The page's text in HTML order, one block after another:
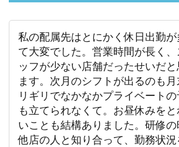
私の配属先はとにかく休日出勤が
て大変でした。営業時間が長く、
ッフが少ない店舗だったせいだと
ます。次月のシフトが出るのも
リギリでなかなかプライベートの
も立てられなくて。お昼休みをと
いことも結構ありました。研修の
他店の人と知り合って、勤務状況